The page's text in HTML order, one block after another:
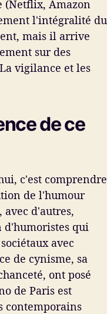
(Netflix, Amazon
l'intégralité du
mais il arrive
sur des
vigilance et les
de ce
c'est comprendre
de l'humour
d'autres,
d'humoristes qui
avec
de cynisme, sa
ont posé
de Paris est
contemporains